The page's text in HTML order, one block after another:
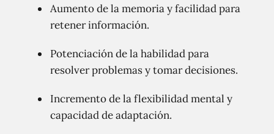
Aumento de la memoria y facilidad para
retener información.
Potenciación de la habilidad para
resolver problemas y tomar decisiones.
Incremento de la flexibilidad mental y
capacidad de adaptación.